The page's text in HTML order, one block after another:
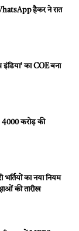
हैकर ने रात
इंडिया’ का COE बना
4000 करोड़ की
का नया नियम
की तारीख